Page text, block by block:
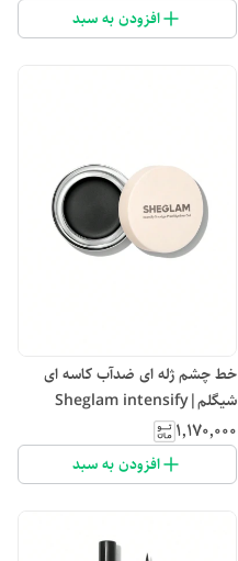
افزودن به سبد
خط چشم ژله ای ضدآب کاسه ای
شیگلم|Sheglam intensify
smudge proof eyeliner gel
۱٬۱۷۰٬۰۰۰
افزودن به سبد